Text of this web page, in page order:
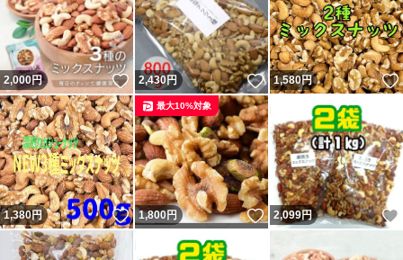
2,000円 いいね！
2,430円 いいね！
1,580円
1,380円 いいね！
1,800円 いいね！
最大10%対象
2,099円